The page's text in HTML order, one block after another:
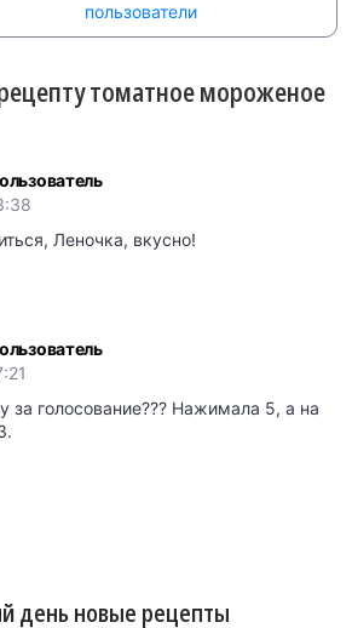
пользователи
томатное мороженое
Леночка, вкусно!
за голосование??? Нажимала 5, а на
день новые рецепты